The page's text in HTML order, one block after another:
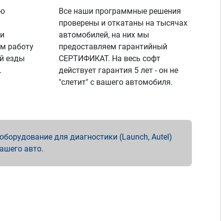
работу
езды
Все наши программные решения
проверены и откатаны на тысячах
автомобилей, на них мы
предоставляем гарантийный
СЕРТИФИКАТ. На весь софт
действует гарантия 5 лет - он не
"слетит" с вашего автомобиля.
для диагностики (Launch, Autel)
авто.